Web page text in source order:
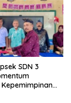
SDN 3